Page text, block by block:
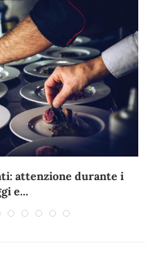
attenzione durante i
e...